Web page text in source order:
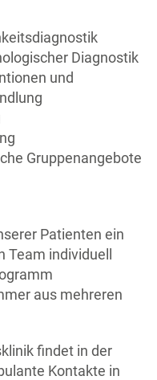
Diagnostik
und
Gruppenangebote
Patienten ein
individuell
aus mehreren
findet in der
Kontakte in